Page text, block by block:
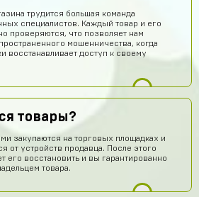
трудится большая команда
специалистов. Каждый товар и его
проверяются, что позволяет нам
мошенничества, когда
восстанавливает доступ к своему
товары?
закупаются на торговых площадках и
от устройств продавца. После этого
его восстановить и вы гарантированно
товара.